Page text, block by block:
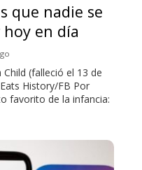
que nadie se
en día
(falleció el 13 de
History/FB Por
favorito de la infancia: